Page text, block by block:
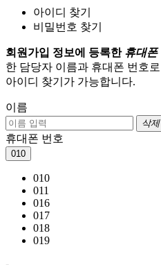
아이디 찾기
비밀번호 찾기
회원가입 정보에 등록한 휴대폰
한 담당자 이름과 휴대폰 번호로
아이디 찾기가 가능합니다.
이름
삭제
휴대폰 번호
010
010
011
016
017
018
019